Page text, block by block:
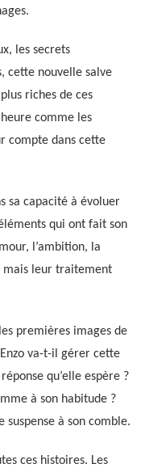
les secrets
cette nouvelle salve
riches de ces
comme les
compte dans cette
sa capacité à évoluer
qui ont fait son
l’ambition, la
mais leur traitement
premières images de
va-t-il gérer cette
qu’elle espère ?
à son habitude ?
à son comble.
ces histoires. Les